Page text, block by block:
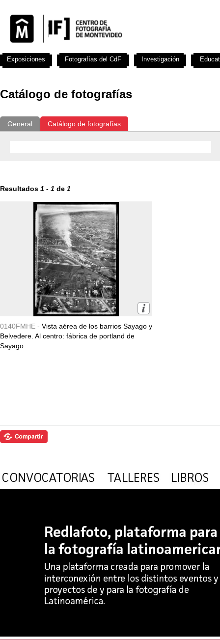
Catálogo de fotografías
General Catálogo de fotografías
Resultados 1 - 1 de 1
0140FMHE - Vista aérea de los barrios Sayago y
Belvedere. Al centro: fábrica de portland de
Sayago.
Exposiciones Fotografías del CdF Investigación